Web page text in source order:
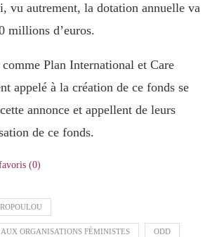
vu autrement, la dotation annuelle va
millions d’euros.
Plan International et Care
appelé à la création de ce fonds se
annonce et appellent de leurs
de ce fonds.
(0)
ORGANISATIONS FÉMINISTES ODD